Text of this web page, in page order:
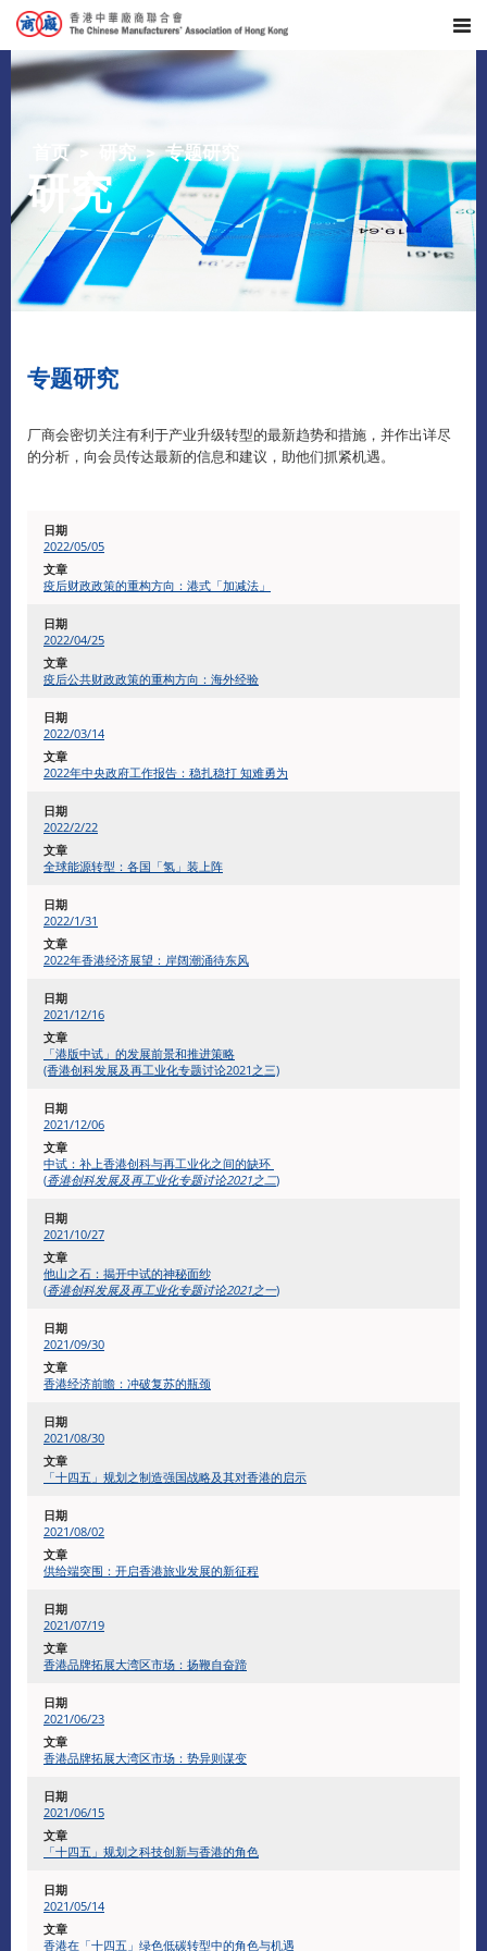
首页 研究 专题研究
研究
专题研究
厂商会密切关注有利于产业升级转型的最新趋势和措施，并作出详尽
的分析，向会员传达最新的信息和建议，助他们抓紧机遇。
2022/05/05
疫后财政政策的重构方向：港式「加减法」
2022/04/25
疫后公共财政政策的重构方向：海外经验
​2022/03/14
2022年中央政府工作报告：稳扎稳打 知难勇为
​2022/2/22
全球能源转型：各国「氢」装上阵
2022/1/31
2022年香港经济展望：岸阔潮涌待东风
​2021/12/16
「港版中试」的发展前景和推进策略
(香港创科发展及再工业化专题讨论2021之三)
2021/12/06
中试：补上香港创科与再工业化之间的缺环
(香港创科发展及再工业化专题讨论2021之二)
2021/10/27
他山之石：揭开中试的神秘面纱
(香港创科发展及再工业化专题讨论2021之一)
2021/09/30
香港经济前瞻：冲破复苏的瓶颈
2021/08/30
「十四五」规划之制造强国战略及其对香港的启示
2021/08/02
供给端突围：开启香港旅业发展的新征程
2021/07/19
香港品牌拓展大湾区市场：扬鞭自奋蹄
2021/06/23
香港品牌拓展大湾区市场：势异则谋变
2021/06/15
「十四五」规划之科技创新与香港的角色
2021/05/14
香港在「十四五」绿色低碳转型中的角色与机遇